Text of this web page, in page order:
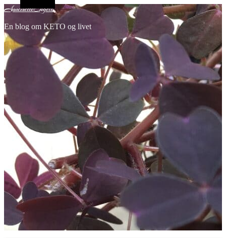
AnnemetteEngell
En blog om KETO og livet